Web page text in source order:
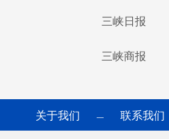
三峡日报
三峡商报
关于我们 — 联系我们